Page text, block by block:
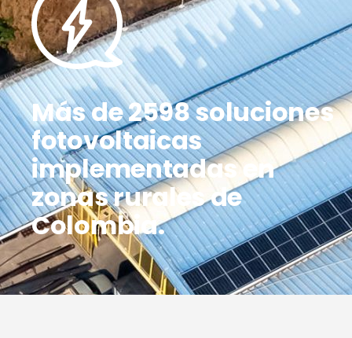
Más de 2598 soluciones
fotovoltaicas
implementadas en
zonas rurales de
Colombia.